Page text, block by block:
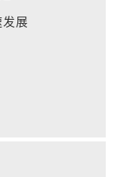
展